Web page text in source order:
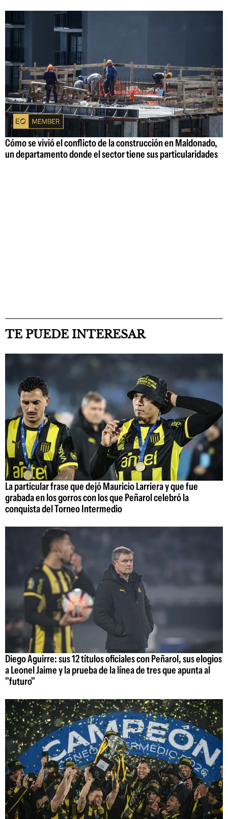
Cómo se vivió el conflicto de la construcción en Maldonado,
un departamento donde el sector tiene sus particularidades
TE PUEDE INTERESAR
La particular frase que dejó Mauricio Larriera y que fue
grabada en los gorros con los que Peñarol celebró la
conquista del Torneo Intermedio
Diego Aguirre: sus 12 títulos oficiales con Peñarol, sus elogios
a Leonel Jaime y la prueba de la línea de tres que apunta al
"futuro"